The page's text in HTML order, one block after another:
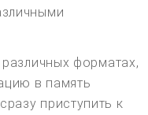
форматах,
в память
приступить к